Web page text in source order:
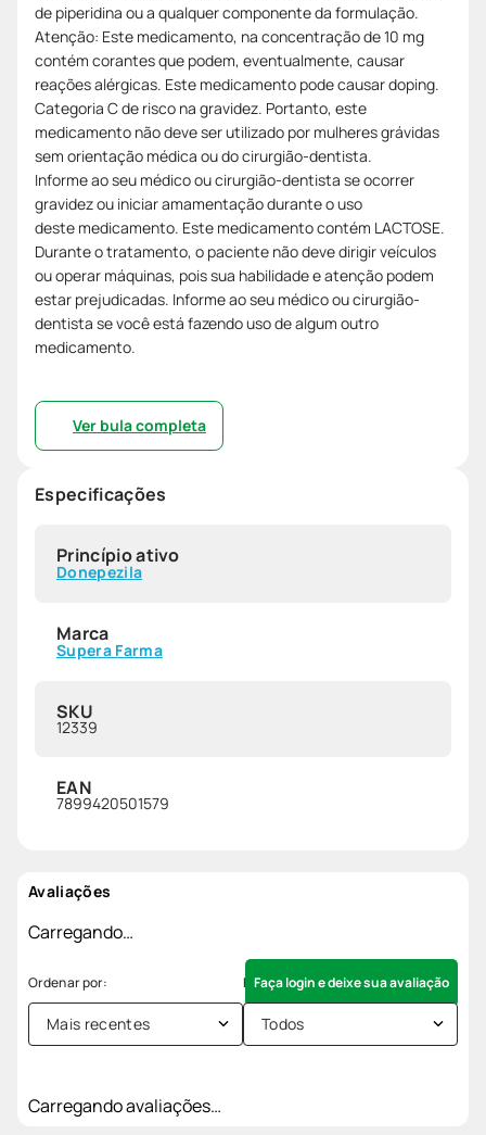
de piperidina ou a qualquer componente da formulação.
Atenção: Este medicamento, na concentração de 10 mg
contém corantes que podem, eventualmente, causar
reações alérgicas. Este medicamento pode causar doping.
Categoria C de risco na gravidez. Portanto, este
medicamento não deve ser utilizado por mulheres grávidas
sem orientação médica ou do cirurgião-dentista.
Informe ao seu médico ou cirurgião-dentista se ocorrer
gravidez ou iniciar amamentação durante o uso
deste medicamento. Este medicamento contém LACTOSE.
Durante o tratamento, o paciente não deve dirigir veículos
ou operar máquinas, pois sua habilidade e atenção podem
estar prejudicadas. Informe ao seu médico ou cirurgião-
dentista se você está fazendo uso de algum outro
medicamento.
Ver bula completa
Especificações
Princípio ativo
Donepezila
Marca
Supera Farma
SKU
12339
EAN
7899420501579
Avaliações
Carregando…
Faça login e deixe sua avaliação
Mais recentes Todos
Carregando avaliações…